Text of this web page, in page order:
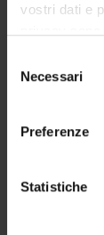
vostri dati e
modificare o
momento
delNecessari
Preferenze
Statistiche
CORSI DI